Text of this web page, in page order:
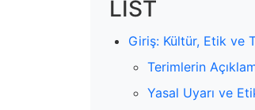
LIST
Giriş: Kültür, Etik ve
Terimlerin
Yasal Uyarı ve